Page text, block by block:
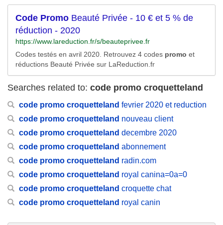
qui vous satisfait en ce moment,Les nouveaux remises et
coupons Keshop.com vous seront envoyés régulièrement.
..Plus »...
Code Promo Beauté Privée - 10 € et 5 % de
réduction - 2020
https://www.lareduction.fr/s/beauteprivee.fr
Codes testés en avril 2020. Retrouvez 4 codes promo et
réductions Beauté Privée sur LaReduction.fr
Searches related to: code promo croquetteland
code promo croquetteland fevrier 2020 et reduction
code promo croquetteland nouveau client
code promo croquetteland decembre 2020
code promo croquetteland abonnement
code promo croquetteland radin.com
code promo croquetteland royal canina=0a=0
code promo croquetteland croquette chat
code promo croquetteland royal canin